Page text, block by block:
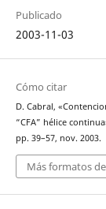
Publicado
2003-11-03
Cómo citar
D. Cabral,
“CFA” hélice
pp. 39–57, nov. 2003.
Más formatos